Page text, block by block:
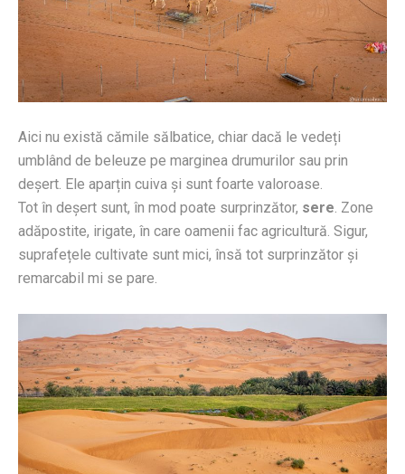
Aici nu există cămile sălbatice, chiar dacă le vedeți
umblând de beleuze pe marginea drumurilor sau prin
deșert. Ele aparțin cuiva și sunt foarte valoroase.
Tot în deșert sunt, în mod poate surprinzător, sere. Zone
adăpostite, irigate, în care oamenii fac agricultură. Sigur,
suprafețele cultivate sunt mici, însă tot surprinzător și
remarcabil mi se pare.